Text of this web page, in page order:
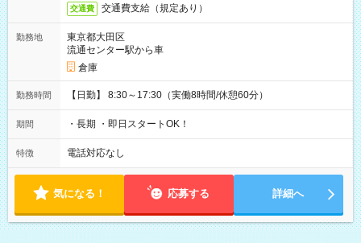
交通費 交通費支給（規定あり）
勤務地
東京都大田区
流通センター駅から車
倉庫
勤務時間 【日勤】 8:30～17:30（実働8時間/休憩60分）
期間 ・長期 ・即日スタートOK！
特徴 電話対応なし
気になる！ 応募する 詳細へ